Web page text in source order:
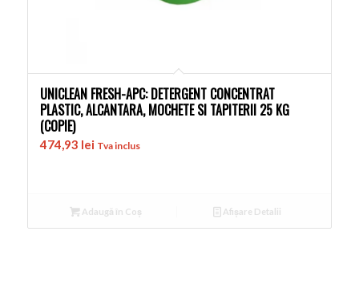
UNICLEAN FRESH-APC: DETERGENT CONCENTRAT
PLASTIC, ALCANTARA, MOCHETE SI TAPITERII 25 KG
(COPIE)
474,93 lei Tva inclus
Adaugă în Coș Afișare Detalii